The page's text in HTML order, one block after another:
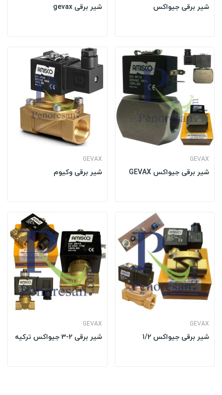
شیر برقی جیواکس شیر برقی gevax
GEVAX
شیر برقی جیواکس GEVAX
GEVAX
شیر برقی وکیوم
GEVAX
شیر برقی جیواکس 1/2
GEVAX
شیر برقی 2-3 جیواکس ترکیه